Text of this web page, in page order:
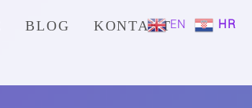
BLOG KONTAKTEN HR